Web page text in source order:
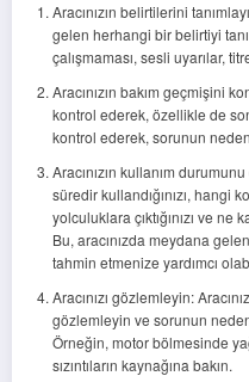
Aracınızın belirtilerini
gelen herhangi bir belirtiyi
çalışmaması, sesli uyarılar,
Aracınızın bakım geçmişini
kontrol ederek, özellikle de
kontrol ederek, sorunun
Aracınızın kullanım
süredir kullandığınızı, hangi
yolculuklara çıktığınızı ve ne
Bu, aracınızda meydana
tahmin etmenize yardımcı
Aracınızı gözlemleyin:
gözlemleyin ve sorunun
Örneğin, motor bölmesinde yağ
sızıntıların kaynağına bakın.